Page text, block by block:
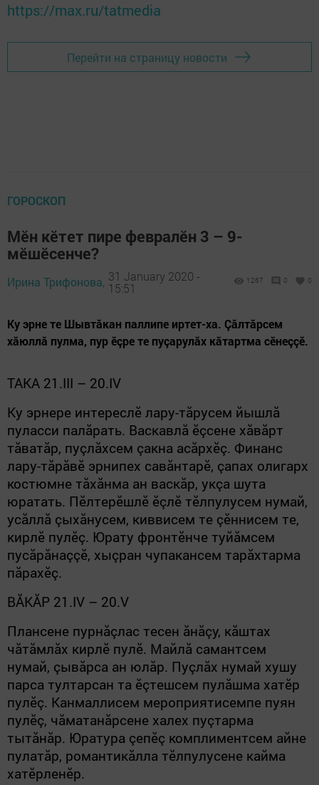
https://max.ru/tatmedia
Перейти на страницу новости
ГОРОСКОП
Мӗн кӗтет пире февралӗн 3 – 9-
мӗшӗсенче?
Ирина Трифонова, 31 January 2020 -
15:51
1267 0 0
Ку эрне те Шывтăкан паллипе иртет-ха. Çăлтăрсем
хăюллă пулма, пур ӗçре те пуçарулăх кăтартма сӗнеççӗ.
ТАКА 21.III – 20.IV
Ку эрнере интереслӗ лару-тăрусем йышлă
пуласси палăрать. Васкавлă ӗçсене хăвăрт
тăватăр, пуçлăхсем çакна асăрхӗç. Финанс
лару-тăрăвӗ эрнипех савăнтарӗ, çапах олигарх
костюмне тăхăнма ан васкăр, укçа шута
юратать. Пӗлтерӗшлӗ ӗçлӗ тӗлпулусем нумай,
усăллă çыхăнусем, киввисем те çӗннисем те,
кирлӗ пулӗç. Юрату фронтӗнче туйăмсем
пусăрăнаççӗ, хыçран чупакансем тарăхтарма
пăрахӗç.
ВĂКĂР 21.IV – 20.V
Плансене пурнăçлас тесен ăнăçу, кăштах
чăтăмлăх кирлӗ пулӗ. Майлă самантсем
нумай, çывăрса ан юлăр. Пуçлăх нумай хушу
парса тултарсан та ӗçтешсем пулăшма хатӗр
пулӗç. Канмаллисем мероприятисемпе пуян
пулӗç, чăматанăрсене халех пуçтарма
тытăнăр. Юратура çепӗç комплиментсем айне
пулатăр, романтикăлла тӗлпулусене кайма
хатӗрленӗр.